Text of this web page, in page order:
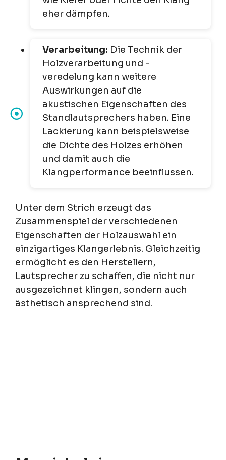
eher dämpfen.
Verarbeitung: Die Technik der
Holzverarbeitung und -
veredelung kann weitere
Auswirkungen auf die
akustischen Eigenschaften des
Standlautsprechers haben. Eine
Lackierung kann beispielsweise
die Dichte des Holzes erhöhen
und damit auch die
Klangperformance beeinflussen.
Unter dem Strich erzeugt das
Zusammenspiel der verschiedenen
Eigenschaften der Holzauswahl ein
einzigartiges Klangerlebnis. Gleichzeitig
ermöglicht es den Herstellern,
Lautsprecher zu schaffen, die nicht nur
ausgezeichnet klingen, sondern auch
ästhetisch ansprechend sind.